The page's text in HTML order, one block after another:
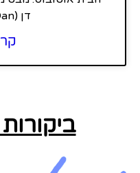
דן (Dan) טלפון של